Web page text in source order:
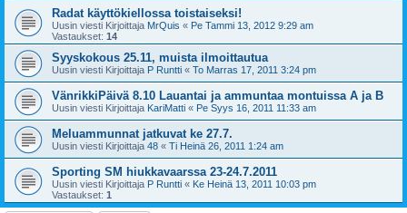
Radat käyttökiellossa toistaiseksi!
Uusin viesti Kirjoittaja MrQuis « Pe Tammi 13, 2012 9:29 am
Vastaukset: 14
Syyskokous 25.11, muista ilmoittautua
Uusin viesti Kirjoittaja P Runtti « To Marras 17, 2011 3:24 pm
VänrikkiPäivä 8.10 Lauantai ja ammuntaa montuissa A ja B
Uusin viesti Kirjoittaja KariMatti « Pe Syys 16, 2011 11:33 am
Meluammunnat jatkuvat ke 27.7.
Uusin viesti Kirjoittaja 48 « Ti Heinä 26, 2011 1:24 am
Sporting SM hiukkavaarssa 23-24.7.2011
Uusin viesti Kirjoittaja P Runtti « Ke Heinä 13, 2011 10:03 pm
Vastaukset: 1